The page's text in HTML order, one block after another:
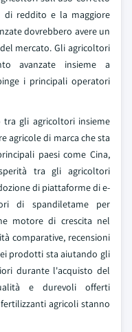
di reddito e la maggiore
dovrebbero avere un
mercato. Gli agricoltori
avanzate insieme a
i principali operatori
gli agricoltori insieme
agricole di marca che sta
paesi come Cina,
tra gli agricoltori
di piattaforme di e-
di spandiletame per
motore di crescita nel
comparative, recensioni
prodotti sta aiutando gli
durante l'acquisto del
e durevoli offerti
agricoli stanno